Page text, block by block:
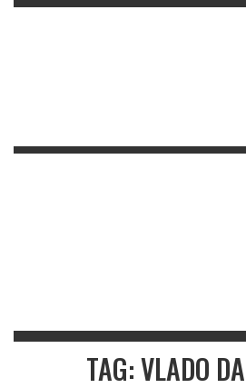
TAG: VLADO